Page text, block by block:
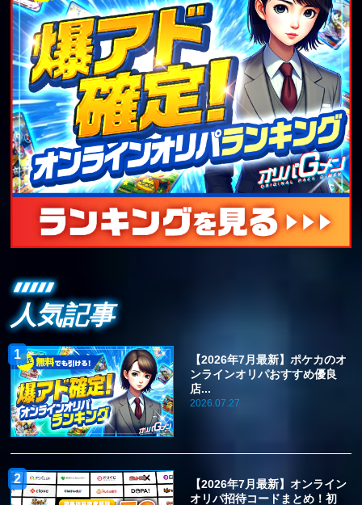
人気記事
【2026年7月最新】ポケカのオ
ンラインオリパおすすめ優良
店...
2026.07.27
【2026年7月最新】オンライン
オリパ招待コードまとめ！初